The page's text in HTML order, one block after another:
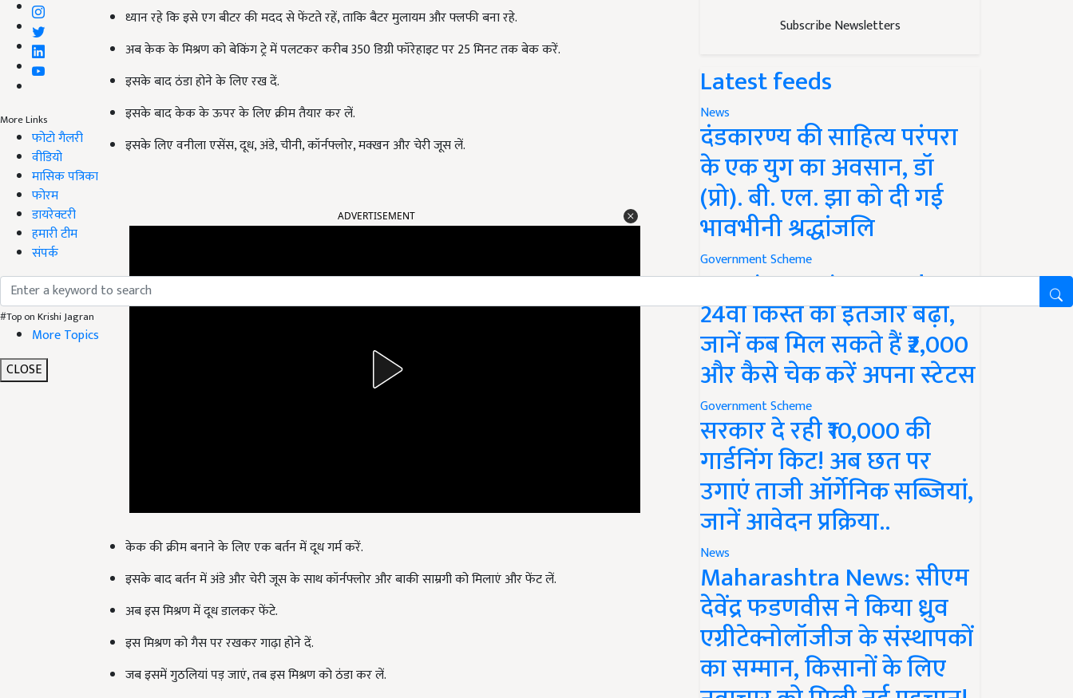
More Links
फोटो गैलरी
वीडियो
मासिक पत्रिका
फोरम
डायरेक्टरी
हमारी टीम
संपर्क
#Top on Krishi Jagran
More Topics
CLOSE
ध्यान रहे कि इसे एग बीटर की मदद से फेंटते रहें, ताकि बैटर मुलायम और फ्लफी बना रहे.
अब केक के मिश्रण को बेकिंग ट्रे में पलटकर करीब 350 डिग्री फॉरेहाइट पर 25 मिनट तक बेक करें.
इसके बाद ठंडा होने के लिए रख दें.
इसके बाद केक के ऊपर के लिए क्रीम तैयार कर लें.
इसके लिए वनीला एसेंस, दूध, अंडे, चीनी, कॉर्नफ्लोर, मक्खन और चेरी जूस लें.
ADVERTISEMENT
केक की क्रीम बनाने के लिए एक बर्तन में दूध गर्म करें.
इसके बाद बर्तन में अंडे और चेरी जूस के साथ कॉर्नफ्लोर और बाकी साम्रगी को मिलाएं और फेंट लें.
अब इस मिश्रण में दूध डालकर फेंटे.
इस मिश्रण को गैस पर रखकर गाढ़ा होने दें.
जब इसमें गुठलियां पड़ जाएं, तब इस मिश्रण को ठंडा कर लें.
Subscribe Newsletters
Latest feeds
News
दंडकारण्य की साहित्य परंपरा
के एक युग का अवसान, डॉ
(प्रो). बी. एल. झा को दी गई
भावभीनी श्रद्धांजलि
Government Scheme
PM Kisan Yojana Update:
24वीं किस्त का इंतजार बढ़ा,
जानें कब मिल सकते हैं ₹2,000
और कैसे चेक करें अपना स्टेटस
Government Scheme
सरकार दे रही ₹10,000 की
गार्डनिंग किट! अब छत पर
उगाएं ताजी ऑर्गेनिक सब्जियां,
जानें आवेदन प्रक्रिया..
News
Maharashtra News: सीएम
देवेंद्र फडणवीस ने किया ध्रुव
एग्रीटेक्नोलॉजीज के संस्थापकों
का सम्मान, किसानों के लिए